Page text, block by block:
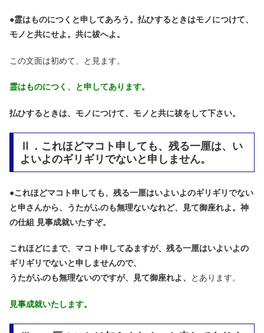
●霊はものにつくと申してあろう。払ひするときはモノにつけて、
モノと共にせよ。共に祓へよ。
この文面は初めて、と見ます。
霊はものにつく、と申してあります。
払ひするときは、モノにつけて、モノと共に祓をして下さい。
Ⅱ．これほどマコト申しても、残る一厘は、い
よいよのギリギリでないと申しません。
●これほどマコト申しても、残る一厘はいよいよのギリギリでない
と申さんから、うたがふのも無理ないなれど、見て御座れよ。神
の仕組 見事成就いたすぞ。
これほどにまで、マコト申してゐますが、残る一厘はいよいよの
ギリギリでないと申しませんので、
うたがふのも無理ないのですが、見て御座れよ、
とあります。
見事成就いたします。